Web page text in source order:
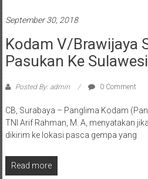
September 30, 2018
Kodam V/Brawijaya
Pasukan Ke
Posted By: admin 0 Comment
CB, Surabaya – Panglima Kodam
TNI Arif Rahman, M. A, menyatakan
dikirim ke lokasi pasca gempa yang
Read more